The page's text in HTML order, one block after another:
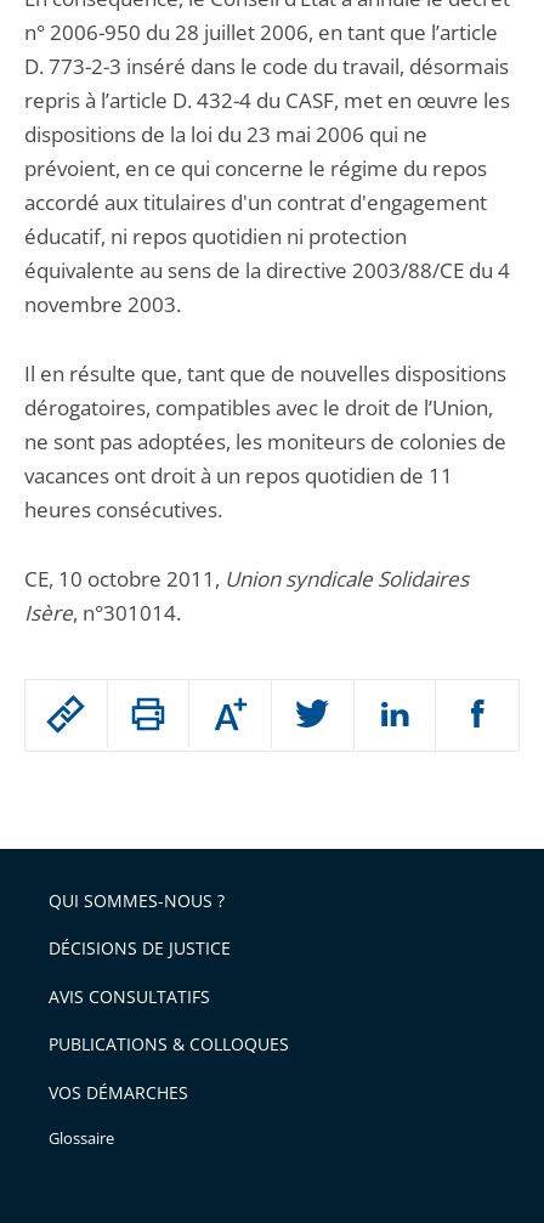
Passer
arriver
après
Augmenter
ou
l'article
pour
avant
n° 2006-950 du 28 juillet 2006, en tant que l’article
D. 773-2-3 inséré dans le code du travail, désormais
repris à l’article D. 432-4 du CASF, met en œuvre les
dispositions de la loi du 23 mai 2006 qui ne
prévoient, en ce qui concerne le régime du repos
accordé aux titulaires d'un contrat d'engagement
éducatif, ni repos quotidien ni protection
équivalente au sens de la directive 2003/88/CE du 4
novembre 2003.
Il en résulte que, tant que de nouvelles dispositions
dérogatoires, compatibles avec le droit de l’Union,
ne sont pas adoptées, les moniteurs de colonies de
vacances ont droit à un repos quotidien de 11
heures consécutives.
CE, 10 octobre 2011, Union syndicale Solidaires
Isère, n°301014.
QUI SOMMES-NOUS ?
DÉCISIONS DE JUSTICE
AVIS CONSULTATIFS
PUBLICATIONS & COLLOQUES
VOS DÉMARCHES
Glossaire